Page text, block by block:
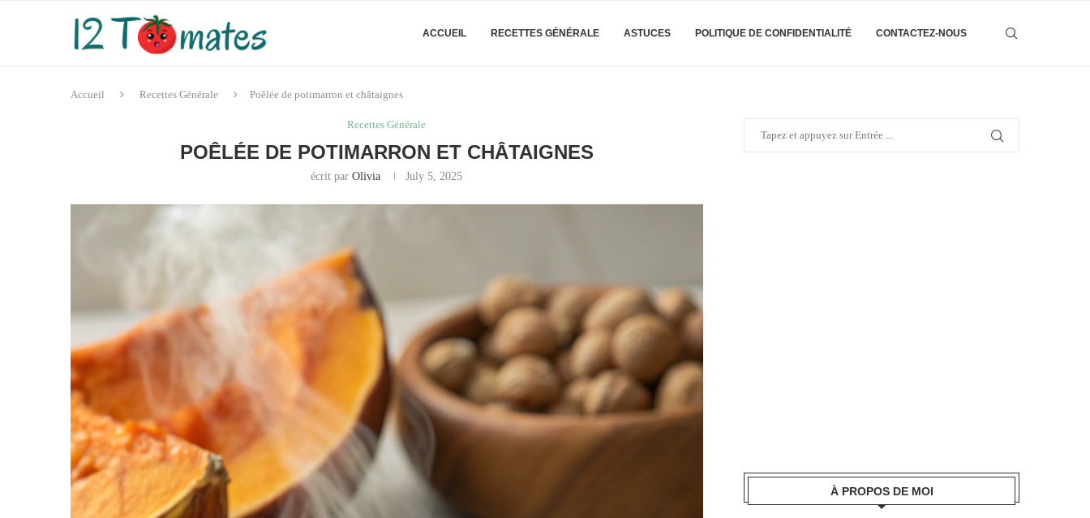
ACCUEIL RECETTES GÉNÉRALE ASTUCES POLITIQUE DE CONFIDENTIALITÉ CONTACTEZ-NOUS
Accueil Recettes Générale Poêlée de potimarron et châtaignes
Recettes Générale
POÊLÉE DE POTIMARRON ET CHÂTAIGNES
écrit parOlivia July 5, 2025
À PROPOS DE MOI